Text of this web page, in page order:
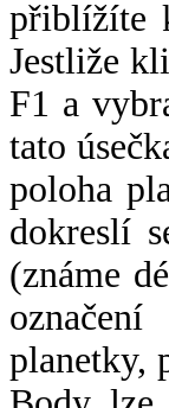
přiblížíte
Jestliže
F1 a
tato
poloha
dokreslí
(známe
planetky,